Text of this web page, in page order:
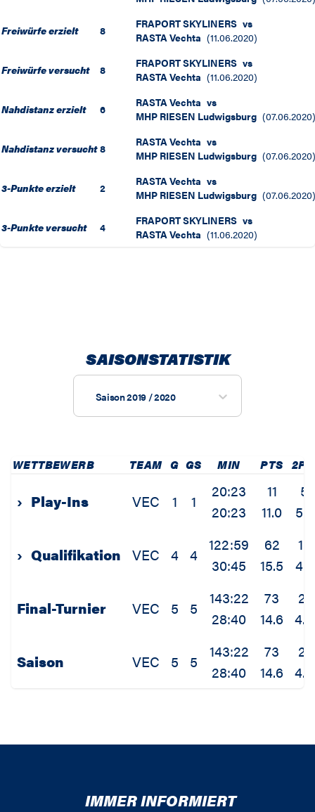
Freiwürfe erzielt 8 FRAPORT SKYLINERS vs
RASTA Vechta (11.06.2020)
Freiwürfe versucht 8 FRAPORT SKYLINERS vs
RASTA Vechta (11.06.2020)
Nahdistanz erzielt 6 RASTA Vechta vs
MHP RIESEN Ludwigsburg (07.06.2020)
Nahdistanz versucht 8 RASTA Vechta vs
MHP RIESEN Ludwigsburg (07.06.2020)
3-Punkte erzielt 2 RASTA Vechta vs
MHP RIESEN Ludwigsburg (07.06.2020)
3-Punkte versucht 4 FRAPORT SKYLINERS vs
RASTA Vechta (11.06.2020)
SAISONSTATISTIK
Saison 2019 / 2020
WETTBEWERB TEAM G GS MIN PTS
› Play-Ins VEC 1 1
20:23
20:23
11
11.0
5
5.0
› Qualifikation VEC 4 4
122:59
30:45
62
15.5
16
4.0
Final-Turnier VEC 5 5
143:22
28:40
73
14.6
21
4.2
Saison VEC 5 5
143:22
28:40
73
14.6
21
4.2
IMMER INFORMIERT